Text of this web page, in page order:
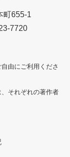
町655-1
7720
由にご利用くださ
それぞれの著作者